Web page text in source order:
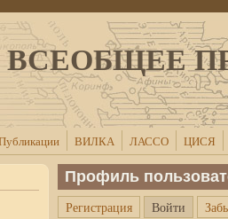
ВСЕОБЩЕЕ
ВИЛКА ЛАССО ЦИСЯ
Профиль
Главные вкладки
Регистрация Войти